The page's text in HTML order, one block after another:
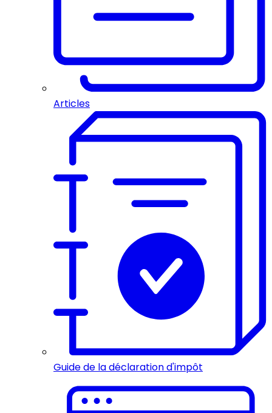
Articles
Guide de la déclaration d'impôt